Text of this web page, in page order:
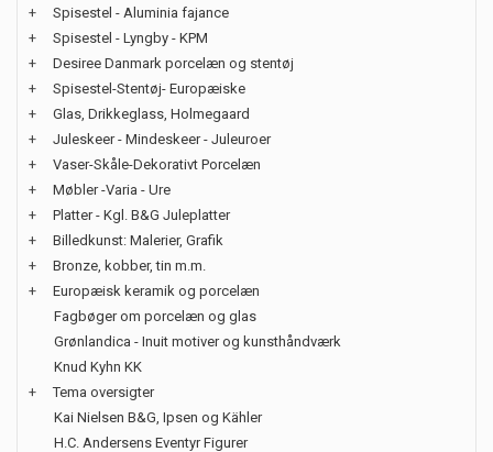
+
Spisestel - Aluminia fajance
+
Spisestel - Lyngby - KPM
+
Desiree Danmark porcelæn og stentøj
+
Spisestel-Stentøj- Europæiske
+
Glas, Drikkeglass, Holmegaard
+
Juleskeer - Mindeskeer - Juleuroer
+
Vaser-Skåle-Dekorativt Porcelæn
+
Møbler -Varia - Ure
+
Platter - Kgl. B&G Juleplatter
+
Billedkunst: Malerier, Grafik
+
Bronze, kobber, tin m.m.
+
Europæisk keramik og porcelæn
Fagbøger om porcelæn og glas
Grønlandica - Inuit motiver og kunsthåndværk
Knud Kyhn KK
+
Tema oversigter
Kai Nielsen B&G, Ipsen og Kähler
H.C. Andersens Eventyr Figurer